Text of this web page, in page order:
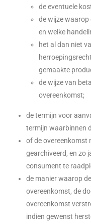
de eventuele
de wijze
en welke
het al dan niet
gemaakte
de wijze van
overeenkomst;
de termijn voor
termijn waarbinnen
of de
gearchiveerd, en zo
consument te
de manier waarop
overeenkomst, de
overeenkomst
indien gewenst